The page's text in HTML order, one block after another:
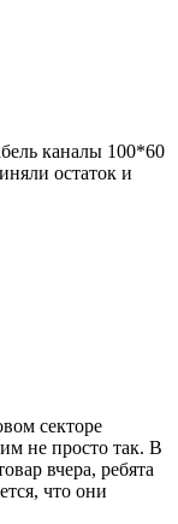
каналы 100*60
остаток и
секторе
не просто так. В
вчера, ребята
что они